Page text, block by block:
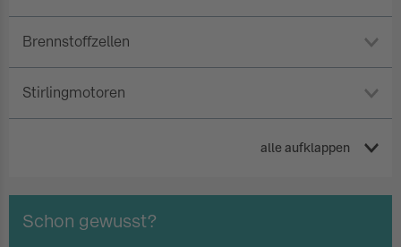
Brennstoffzellen
Stirlingmotoren
alle aufklappen
Schon gewusst?